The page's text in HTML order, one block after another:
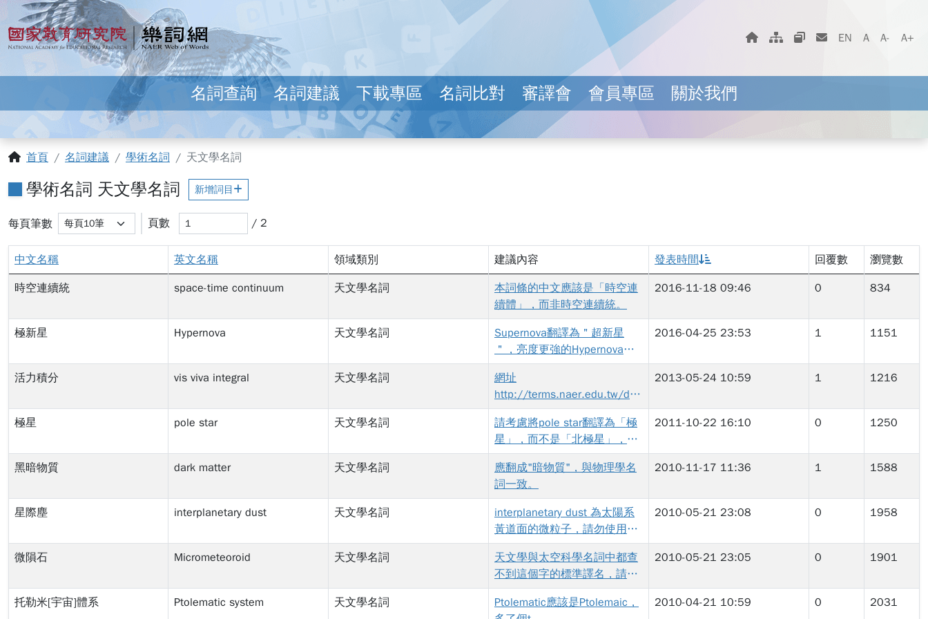
跳到主要內容
:::
國家教育研究院 樂詞網
回首頁網站地圖相關網站聯絡我們
EN 字體大小選擇
A A- A+
名詞查詢 名詞建議 下載專區 名詞比對 審譯會 會員專區 關於我們
首頁
名詞建議 學術名詞 天文學名詞
學術名詞 天文學名詞 新增詞目
每頁筆數 變更選擇後，頁面會自動重新載入以更新結果。
每頁筆數 輸入頁碼後，當您離開此輸入框（例如按 Tab 鍵或點擊其他位置）時，頁面會自動重新載入並顯示指定頁面。
頁數 頁數 / 2
搜尋結果已更新
中文名稱 英文名稱 領域類別 建議內容 發表時間 回覆數 瀏覽數
時空連續統 space-time continuum 天文學名詞
本詞條的中文應該是「時空連
續體」，而非時空連續統。
2016-11-18 09:46 0 834
極新星 Hypernova 天文學名詞
Supernova翻譯為＂超新星
＂，亮度更強的Hypernova仍
無正式譯名。部分翻譯為＂超
超新星＂，但不夠雅緻。建議
只用一字的＂極新星＂，以表
明是極限之意。
2016-04-25 23:53 1 1151
活力積分 vis viva integral 天文學名詞
網址
http://terms.naer.edu.tw/det
ail/549015/ 所載之「活力積
分」原文「vis visa integral」
與1993年國立編譯館編訂明
文書局印行的《天文學名詞》
相同，應該是筆誤。 拉丁文
可以參閱力學名詞「活力方程
式」：
http://terms.naer.edu.tw/det
ail/588361/ 沒有 vis visa 的
說法。
2013-05-24 10:59 1 1216
極星 pole star 天文學名詞
請考慮將pole star翻譯為「極
星」，而不是「北極星」，謝
謝。
2011-10-22 16:10 0 1250
黑暗物質 dark matter 天文學名詞
應翻成"暗物質"，與物理學名
詞一致。
2010-11-17 11:36 1 1588
星際塵 interplanetary dust 天文學名詞
interplanetary dust 為太陽系
黃道面的微粒子，請勿使用＂
cosmic dust宇宙塵＂，宇宙要
用在星系或星系以外的範圍。
2010-05-21 23:08 0 1958
微隕石 Micrometeoroid 天文學名詞
天文學與太空科學名詞中都查
不到這個字的標準譯名，請增
列此譯名。
2010-05-21 23:05 0 1901
托勒米[宇宙]體系 Ptolematic system 天文學名詞
Ptolematic應該是Ptolemaic，
2010-04-21 10:59 0 2031